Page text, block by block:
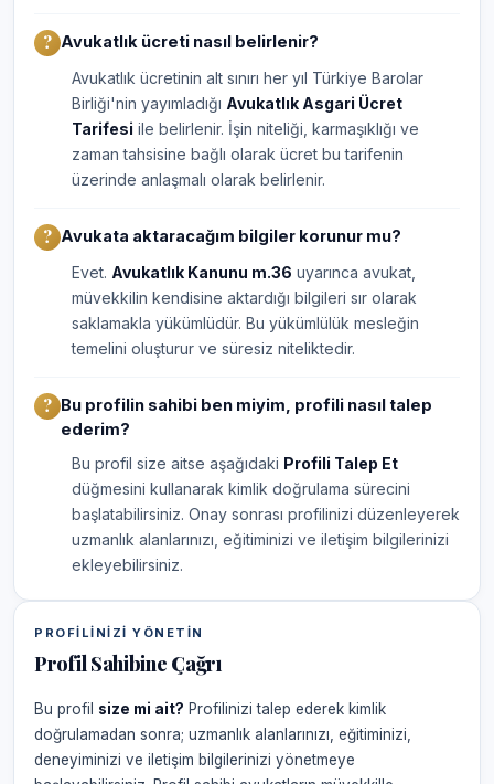
Avukatlık ücreti nasıl belirlenir?
Avukatlık ücretinin alt sınırı her yıl Türkiye Barolar
Birliği'nin yayımladığı Avukatlık Asgari Ücret
Tarifesi ile belirlenir. İşin niteliği, karmaşıklığı ve
zaman tahsisine bağlı olarak ücret bu tarifenin
üzerinde anlaşmalı olarak belirlenir.
Avukata aktaracağım bilgiler korunur mu?
Evet. Avukatlık Kanunu m.36 uyarınca avukat,
müvekkilin kendisine aktardığı bilgileri sır olarak
saklamakla yükümlüdür. Bu yükümlülük mesleğin
temelini oluşturur ve süresiz niteliktedir.
Bu profilin sahibi ben miyim, profili nasıl talep
ederim?
Bu profil size aitse aşağıdaki Profili Talep Et
düğmesini kullanarak kimlik doğrulama sürecini
başlatabilirsiniz. Onay sonrası profilinizi düzenleyerek
uzmanlık alanlarınızı, eğitiminizi ve iletişim bilgilerinizi
ekleyebilirsiniz.
PROFILINIZI YÖNETIN
Profil Sahibine Çağrı
Bu profil size mi ait? Profilinizi talep ederek kimlik
doğrulamadan sonra; uzmanlık alanlarınızı, eğitiminizi,
deneyiminizi ve iletişim bilgilerinizi yönetmeye